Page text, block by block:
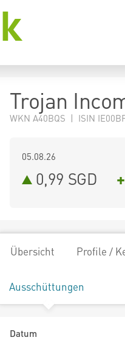
Trojan
WKN A40BQS | ISIN
05.08.26
0,99 SGD
Übersicht Profile /
Ausschüttungen
Datum